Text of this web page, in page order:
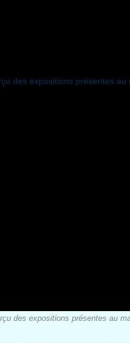
des expositions présentes au